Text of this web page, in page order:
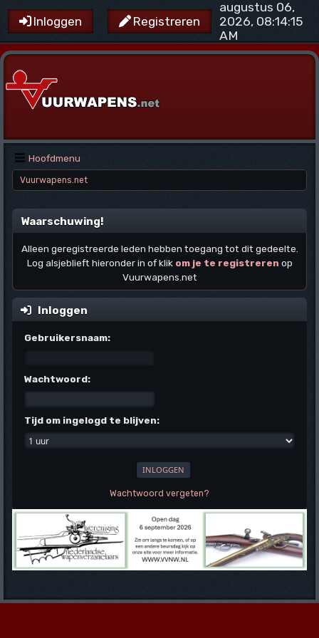
Inloggen Registreren
augustus 06,
2026, 08:14:15
AM
Hoofdmenu
Vuurwapens.net
Waarschuwing!
Alleen geregistreerde leden hebben toegang tot dit gedeelte.
Log alsjeblieft hieronder in of klik om je te registreren op
Vuurwapens.net
Inloggen
Gebruikersnaam:
Wachtwoord:
Tijd om ingelogd te blijven:
Wachtwoord vergeten?